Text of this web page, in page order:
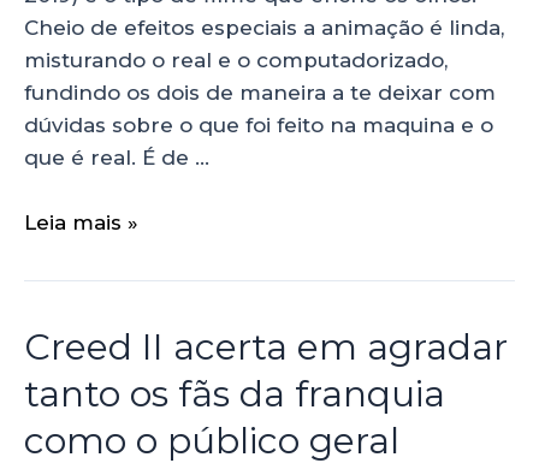
Cheio de efeitos especiais a animação é linda,
misturando o real e o computadorizado,
fundindo os dois de maneira a te deixar com
dúvidas sobre o que foi feito na maquina e o
que é real. É de …
Leia mais »
Creed II acerta em agradar
tanto os fãs da franquia
como o público geral